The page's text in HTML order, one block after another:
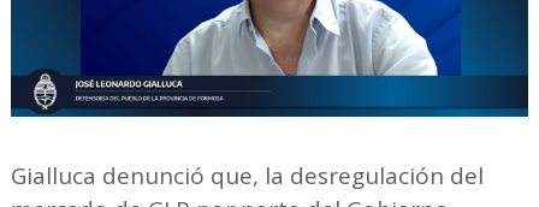
Gialluca denunció que, la desregulación del